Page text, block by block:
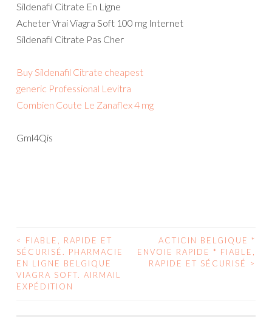
Sildenafil Citrate En Ligne
Acheter Vrai Viagra Soft 100 mg Internet
Sildenafil Citrate Pas Cher
Buy Sildenafil Citrate cheapest
generic Professional Levitra
Combien Coute Le Zanaflex 4 mg
Gml4Qis
POST
NAVIGATION
<
FIABLE, RAPIDE ET
SÉCURISÉ. PHARMACIE
EN LIGNE BELGIQUE
VIAGRA SOFT. AIRMAIL
EXPÉDITION
ACTICIN BELGIQUE *
ENVOIE RAPIDE * FIABLE,
RAPIDE ET SÉCURISÉ
>